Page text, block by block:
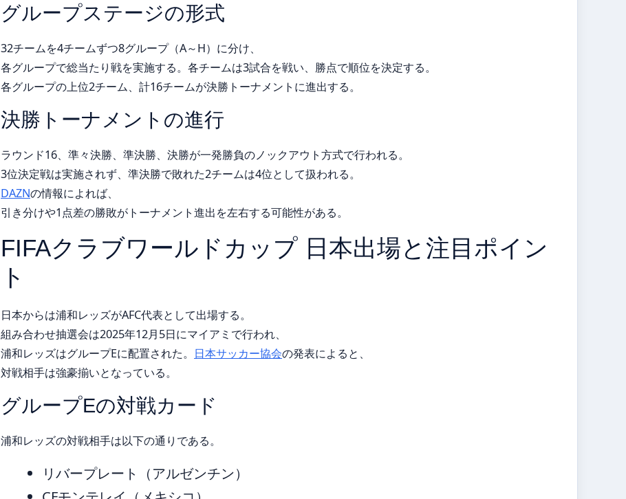
グループステージの形式
32チームを4チームずつ8グループ（A～H）に分け、
各グループで総当たり戦を実施する。各チームは3試合を戦い、勝点で順位を決定する。
各グループの上位2チーム、計16チームが決勝トーナメントに進出する。
決勝トーナメントの進行
ラウンド16、準々決勝、準決勝、決勝が一発勝負のノックアウト方式で行われる。
3位決定戦は実施されず、準決勝で敗れた2チームは4位として扱われる。
DAZNの情報によれば、
引き分けや1点差の勝敗がトーナメント進出を左右する可能性がある。
FIFAクラブワールドカップ 日本出場と注目ポイン
ト
日本からは浦和レッズがAFC代表として出場する。
組み合わせ抽選会は2025年12月5日にマイアミで行われ、
浦和レッズはグループEに配置された。 日本サッカー協会の発表によると、
対戦相手は強豪揃いとなっている。
グループEの対戦カード
浦和レッズの対戦相手は以下の通りである。
リバープレート（アルゼンチン）